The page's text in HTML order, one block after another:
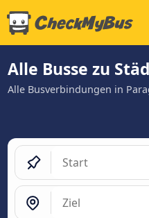
Alle Busse zu
Alle Busverbindungen in